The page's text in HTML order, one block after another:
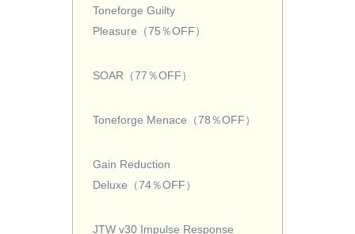
Toneforge Guilty
Pleasure（75％OFF）
SOAR（77％OFF）
Toneforge Menace（78％OFF）
Gain Reduction
Deluxe（74％OFF）
JTW v30 Impulse Response